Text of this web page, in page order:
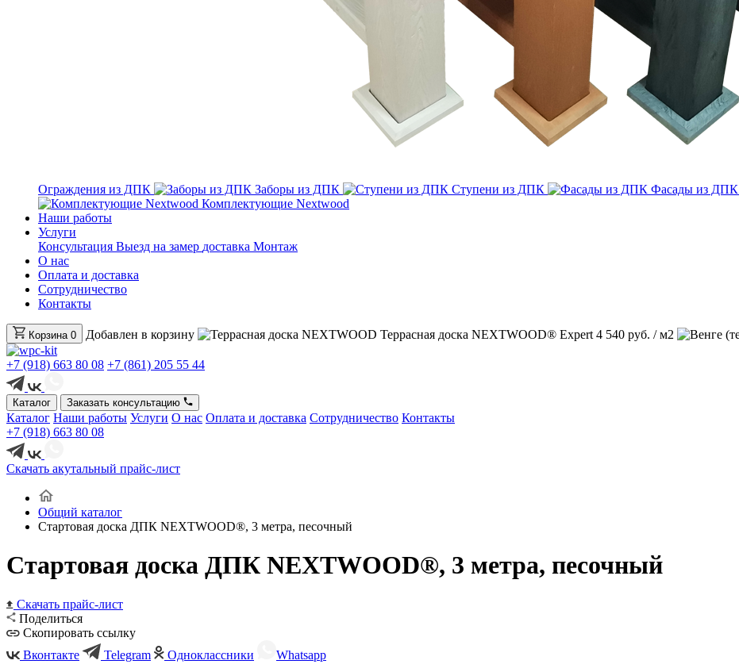
Ограждения из ДПК Заборы из ДПК Ступени из ДПК Фасады из ДПК
Комплектующие Nextwood
Наши работы
Услуги
Консультация Выезд на замер доставка Монтаж
О нас
Оплата и доставка
Сотрудничество
Контакты
Корзина 0 Добавлен в корзину Террасная доска NEXTWOOD® Expert 4 540 руб. / м2
+7 (918) 663 80 08 +7 (861) 205 55 44
Каталог Заказать консультацию
Каталог Наши работы Услуги О нас Оплата и доставка Сотрудничество Контакты
+7 (918) 663 80 08
Скачать акутальный прайс-лист
Общий каталог
Стартовая доска ДПК NEXTWOOD®, 3 метра, песочный
Стартовая доска ДПК NEXTWOOD®, 3 метра, песочный
Скачать прайс-лист
Поделиться
Скопировать ссылку
Вконтакте
Telegram Одноклассники Whatsapp